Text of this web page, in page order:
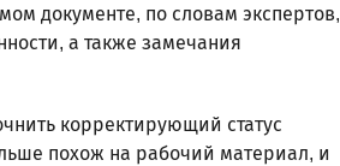
документе, по словам экспертов,
а также замечания
корректирующий статус
похож на рабочий материал, и